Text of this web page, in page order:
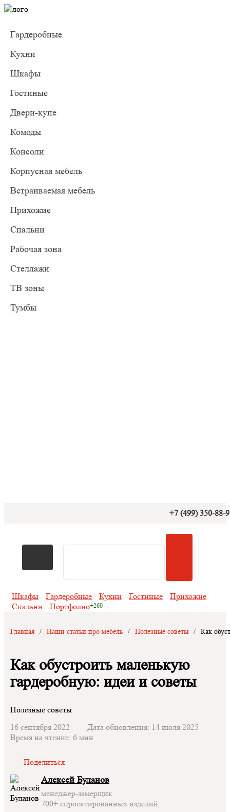
Гардеробные
Кухни
Шкафы
Гостиные
Двери-купе
Комоды
Консоли
Корпусная мебель
Встраиваемая мебель
Прихожие
Спальни
Рабочая зона
Стеллажи
ТВ зоны
Тумбы
+7 (499) 350-88-
Шкафы Гардеробные Кухни Гостиные
Прихожие
Спальни
Портфолио
Главная / Наши статьи про мебель / Полезные советы / Как
Как обустроить маленькую
гардеробную: идеи и советы
Полезные советы
16 сентября 2022
Дата обновления: 14 июля 2025
Время на чтение: 6 мин
Поделиться
Алексей Буланов
менеджер-замерщик
700+ спроектированных изделий